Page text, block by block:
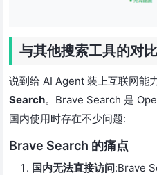
与其他搜索工具的对比
说到给 AI Agent 装上互联网能
Search。Brave Search 是
国内使用时存在不少问题:
Brave Search 的痛点
国内无法直接访问:Brave